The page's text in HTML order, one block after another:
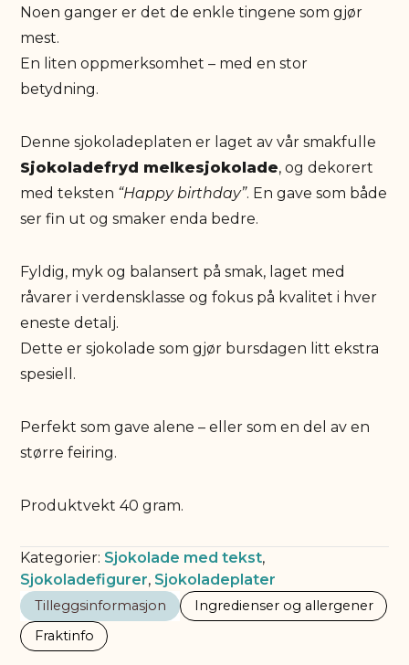
antall
Noen ganger er det de enkle tingene som gjør
mest.
En liten oppmerksomhet – med en stor
betydning.
Denne sjokoladeplaten er laget av vår smakfulle
Sjokoladefryd melkesjokolade, og dekorert
med teksten “Happy birthday”. En gave som både
ser fin ut og smaker enda bedre.
Fyldig, myk og balansert på smak, laget med
råvarer i verdensklasse og fokus på kvalitet i hver
eneste detalj.
Dette er sjokolade som gjør bursdagen litt ekstra
spesiell.
Perfekt som gave alene – eller som en del av en
større feiring.
Produktvekt 40 gram.
Kategorier: Sjokolade med tekst,
Sjokoladefigurer, Sjokoladeplater
Tilleggsinformasjon
Ingredienser og allergener
Fraktinfo